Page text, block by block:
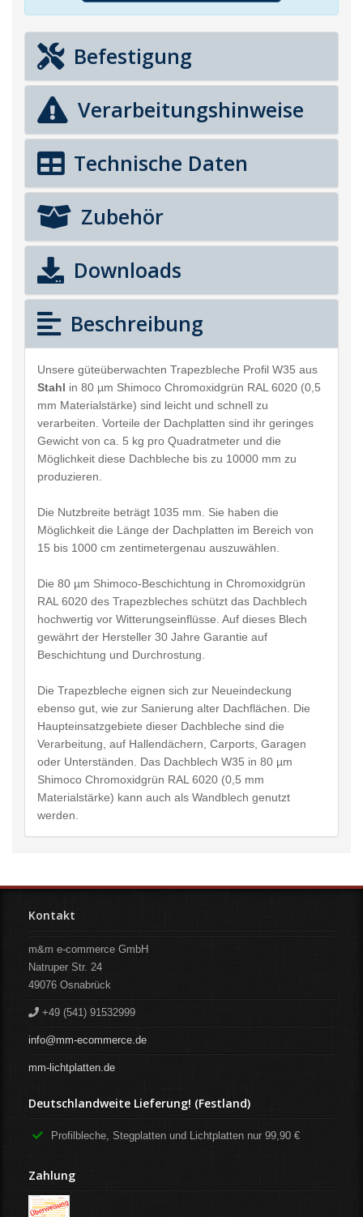
Befestigung
Verarbeitungshinweise
Technische Daten
Zubehör
Downloads
Beschreibung
Unsere güteüberwachten Trapezbleche Profil W35 aus
Stahl in 80 µm Shimoco Chromoxidgrün RAL 6020 (0,5
mm Materialstärke) sind leicht und schnell zu
verarbeiten. Vorteile der Dachplatten sind ihr geringes
Gewicht von ca. 5 kg pro Quadratmeter und die
Möglichkeit diese Dachbleche bis zu 10000 mm zu
produzieren.
Die Nutzbreite beträgt 1035 mm. Sie haben die
Möglichkeit die Länge der Dachplatten im Bereich von
15 bis 1000 cm zentimetergenau auszuwählen.
Die 80 µm Shimoco-Beschichtung in Chromoxidgrün
RAL 6020 des Trapezbleches schützt das Dachblech
hochwertig vor Witterungseinflüsse. Auf dieses Blech
gewährt der Hersteller 30 Jahre Garantie auf
Beschichtung und Durchrostung.
Die Trapezbleche eignen sich zur Neueindeckung
ebenso gut, wie zur Sanierung alter Dachflächen. Die
Haupteinsatzgebiete dieser Dachbleche sind die
Verarbeitung, auf Hallendächern, Carports, Garagen
oder Unterständen. Das Dachblech W35 in 80 µm
Shimoco Chromoxidgrün RAL 6020 (0,5 mm
Materialstärke) kann auch als Wandblech genutzt
werden.
Kontakt
m&m e-commerce GmbH
Natruper Str. 24
49076 Osnabrück
+49 (541) 91532999
info@mm-ecommerce.de
mm-lichtplatten.de
Deutschlandweite Lieferung! (Festland)
Profilbleche, Stegplatten und Lichtplatten nur 99,90 €
Zahlung